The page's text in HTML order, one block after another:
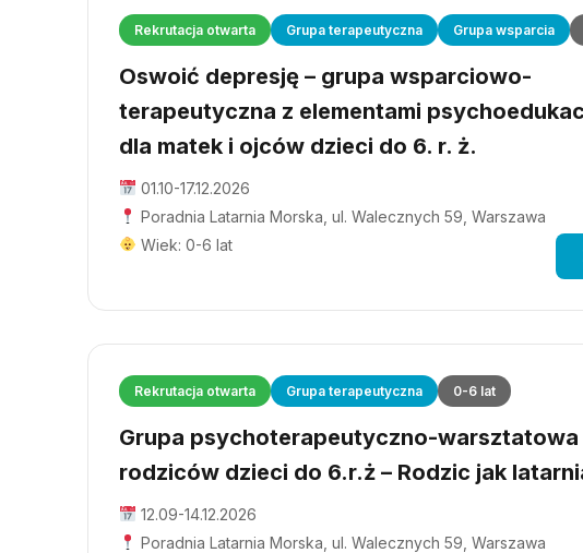
Rekrutacja otwarta Grupa terapeutyczna Grupa wsparcia
Oswoić depresję – grupa wsparciowo-
terapeutyczna z elementami
dla matek i ojców dzieci do 6. r. ż.
01.10-17.12.2026
Poradnia Latarnia Morska, ul. Walecznych 59, Warszawa
Wiek: 0-6 lat
Rekrutacja otwarta Grupa terapeutyczna 0-6 lat
Grupa psychoterapeutyczno-warsztatowa
rodziców dzieci do 6.r.ż – Rodzic jak
12.09-14.12.2026
Poradnia Latarnia Morska, ul. Walecznych 59, Warszawa